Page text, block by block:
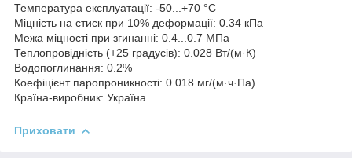
Температура експлуатації: -50...+70 °C
Міцність на стиск при 10% деформації: 0.34 кПа
Межа міцності при згинанні: 0.4...0.7 МПа
Теплопровідність (+25 градусів): 0.028 Вт/(м·К)
Водопоглинання: 0.2%
Коефіцієнт паропроникності: 0.018 мг/(м·ч·Па)
Країна-виробник: Україна
Приховати